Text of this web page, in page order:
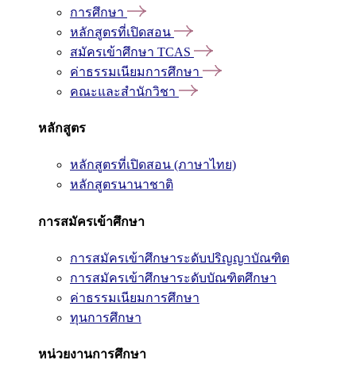
การศึกษา
หลักสูตรที่เปิดสอน
สมัครเข้าศึกษา TCAS
ค่าธรรมเนียมการศึกษา
คณะและสำนักวิชา
หลักสูตร
หลักสูตรที่เปิดสอน (ภาษาไทย)
หลักสูตรนานาชาติ
การสมัครเข้าศึกษา
การสมัครเข้าศึกษาระดับปริญญาบัณฑิต
การสมัครเข้าศึกษาระดับบัณฑิตศึกษา
ค่าธรรมเนียมการศึกษา
ทุนการศึกษา
หน่วยงานการศึกษา